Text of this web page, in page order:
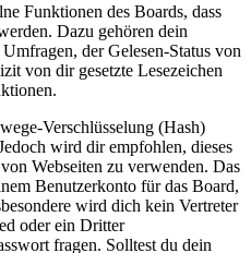
Funktionen des Boards, dass
Dazu gehören dein
der Gelesen-Status von
von dir gesetzte Lesezeichen
Verschlüsselung (Hash)
wird dir empfohlen, dieses
Webseiten zu verwenden. Das
Benutzerkonto für das Board,
wird dich kein Vertreter
oder ein Dritter
fragen. Solltest du dein